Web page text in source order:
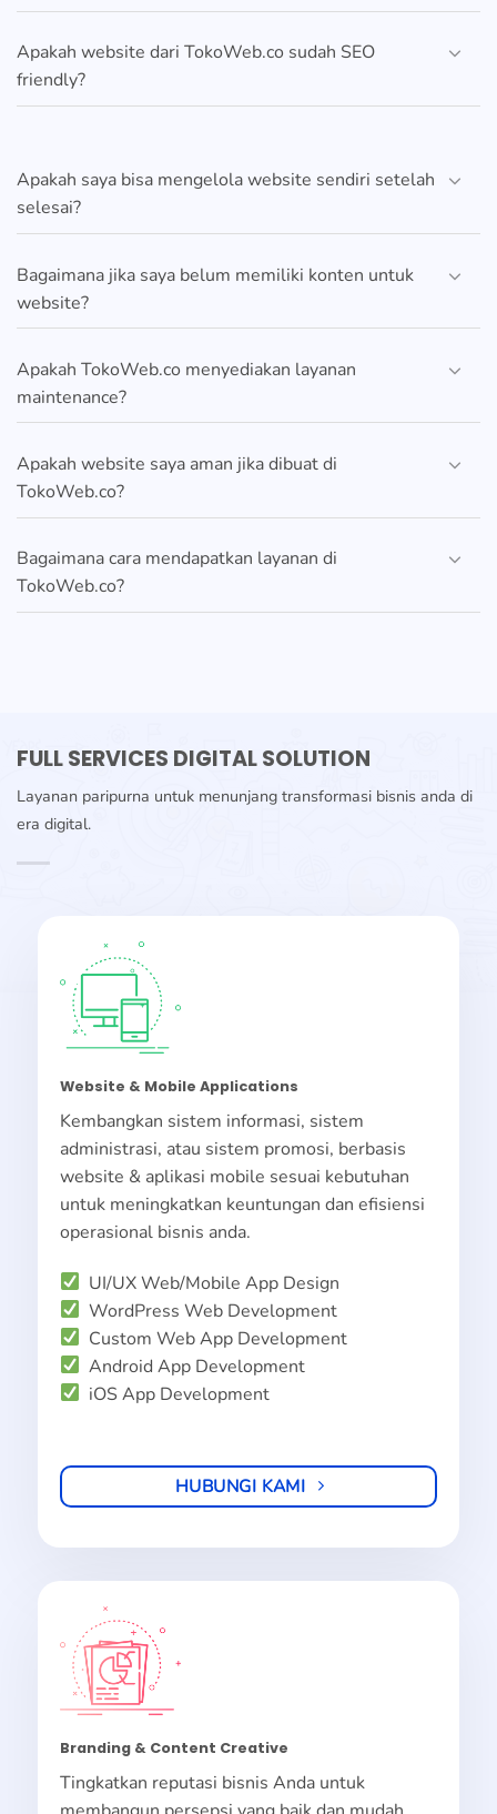
Apakah website dari TokoWeb.co sudah SEO
friendly?
Apakah saya bisa mengelola website sendiri setelah
selesai?
Bagaimana jika saya belum memiliki konten untuk
website?
Apakah TokoWeb.co menyediakan layanan
maintenance?
Apakah website saya aman jika dibuat di
TokoWeb.co?
Bagaimana cara mendapatkan layanan di
TokoWeb.co?
FULL SERVICES DIGITAL SOLUTION
Layanan paripurna untuk menunjang transformasi bisnis anda di
era digital.
Website & Mobile Applications
Kembangkan sistem informasi, sistem
administrasi, atau sistem promosi, berbasis
website & aplikasi mobile sesuai kebutuhan
untuk meningkatkan keuntungan dan efisiensi
operasional bisnis anda.
UI/UX Web/Mobile App Design
WordPress Web Development
Custom Web App Development
Android App Development
iOS App Development
HUBUNGI KAMI
Branding & Content Creative
Tingkatkan reputasi bisnis Anda untuk